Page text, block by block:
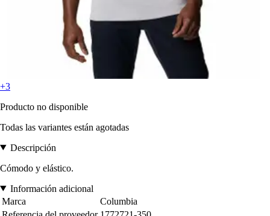
+3
Producto no disponible
Todas las variantes están agotadas
Descripción
Cómodo y elástico.
Información adicional
Marca
Columbia